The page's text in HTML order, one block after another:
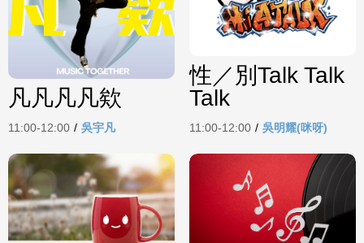
凡凡凡凡欸
11:00-12:00 / 吳宇凡
性／別Talk Talk
Talk
11:00-12:00 / 吳明耀(咪呀)